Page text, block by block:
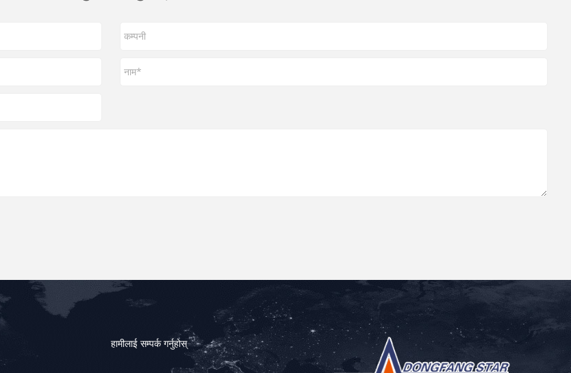
हामीलाई सम्पर्क गर्नुहोस्